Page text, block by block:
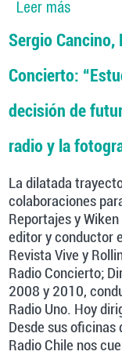
Leer mássobre
Sergio
Concierto:
decisión de
radio y la
La dilatada
colaboraciones
Reportajes y
editor y conductor
Revista Vive y
Radio Concierto;
2008 y 2010,
Radio Uno. Hoy
Desde sus oficinas
Radio Chile nos